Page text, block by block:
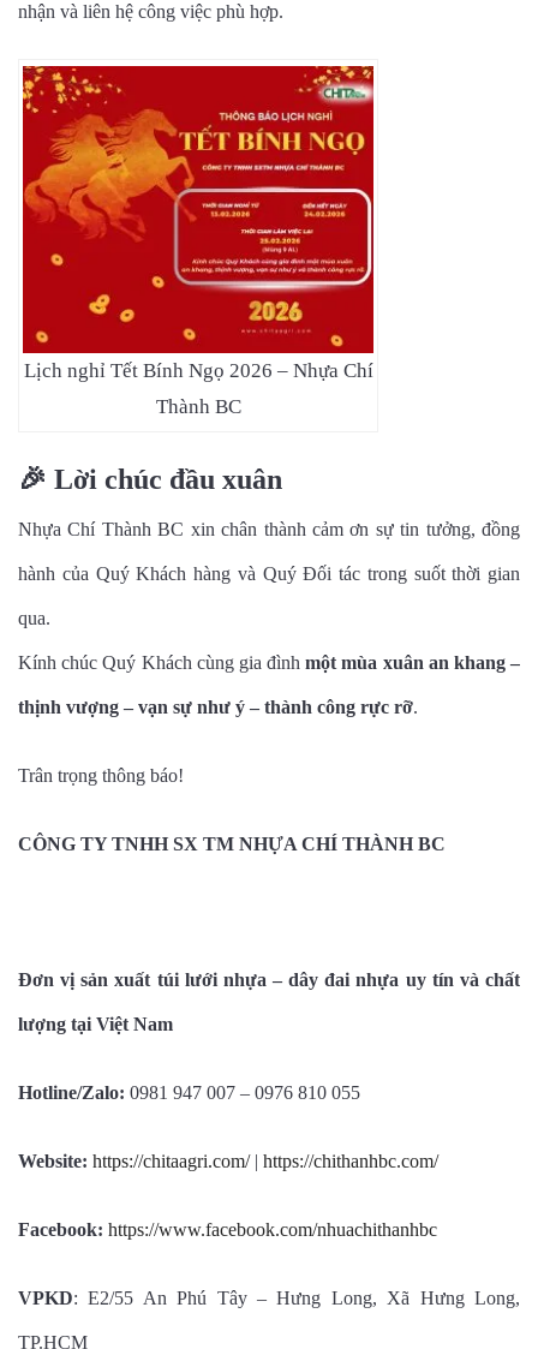
nhận và liên hệ công việc phù hợp.
Lịch nghỉ Tết Bính Ngọ 2026 – Nhựa Chí
Thành BC
🎉 Lời chúc đầu xuân
Nhựa Chí Thành BC xin chân thành cảm ơn sự tin tưởng, đồng
hành của Quý Khách hàng và Quý Đối tác trong suốt thời gian
qua.
Kính chúc Quý Khách cùng gia đìnhmột mùa xuân an khang –
thịnh vượng – vạn sự như ý – thành công rực rỡ.
Trân trọng thông báo!
CÔNG TY TNHH SX TM NHỰA CHÍ THÀNH BC
Đơn vị sản xuất túi lưới nhựa – dây đai nhựa uy tín và chất
lượng tại Việt Nam
Hotline/Zalo: 0981 947 007 – 0976 810 055
Website: https://chitaagri.com/| https://chithanhbc.com/
Facebook: https://www.facebook.com/nhuachithanhbc
VPKD: E2/55 An Phú Tây – Hưng Long, Xã Hưng Long,
TP.HCM